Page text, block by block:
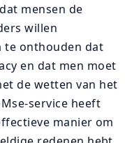
mensen de
willen
te onthouden dat
en dat men moet
de wetten van het
service heeft
manier om